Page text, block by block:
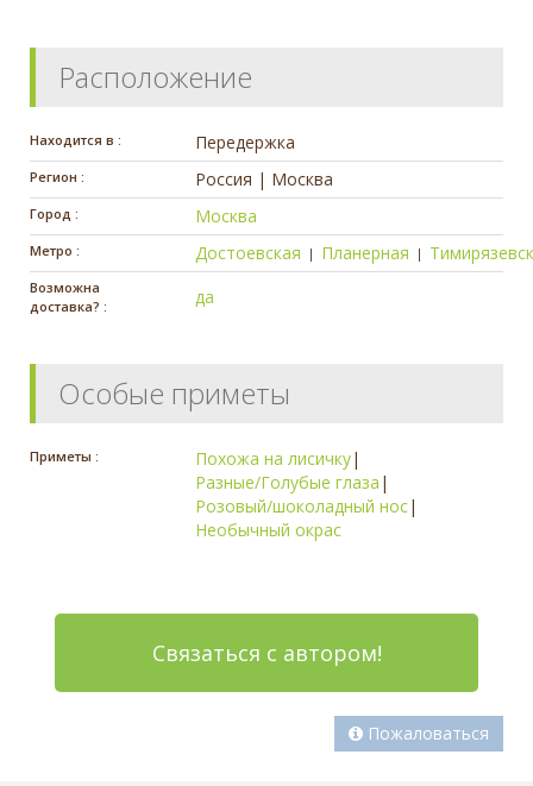
Расположение
Находится в : Передержка
Регион : Россия | Москва
Город : Москва
Метро : Достоевская | Планерная |
Возможна
доставка? :
да
Особые приметы
Приметы : Похожа на лисичку|
Разные/Голубые глаза |
Розовый/шоколадный нос|
Необычный окрас
Связаться с автором!
Пожаловаться